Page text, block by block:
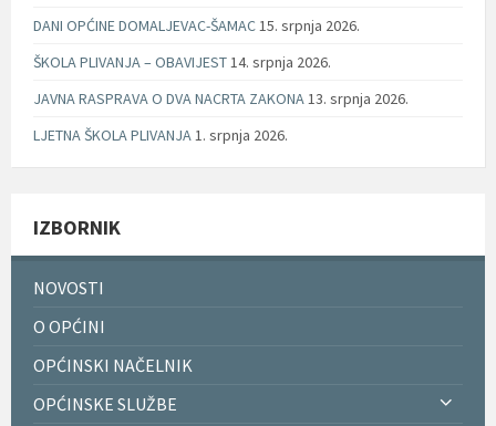
DANI OPĆINE DOMALJEVAC-ŠAMAC15. srpnja 2026.
ŠKOLA PLIVANJA – OBAVIJEST14. srpnja 2026.
JAVNA RASPRAVA O DVA NACRTA ZAKONA13. srpnja 2026.
LJETNA ŠKOLA PLIVANJA1. srpnja 2026.
IZBORNIK
NOVOSTI
O OPĆINI
OPĆINSKI NAČELNIK
OPĆINSKE SLUŽBE